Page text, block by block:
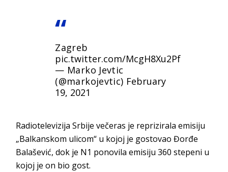
Zagreb
pic.twitter.com/McgH8Xu2Pf
— Marko Jevtic
(@markojevtic) February
19, 2021
Radiotelevizija Srbije večeras je reprizirala emisiju
„Balkanskom ulicom“ u kojoj je gostovao Đorđe
Balašević, dok je N1 ponovila emisiju 360 stepeni u
kojoj je on bio gost.